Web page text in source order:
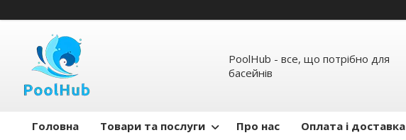
PoolHub - все, що потрібно для
басейнів
Головна Товари та послуги Про нас Оплата і доставка